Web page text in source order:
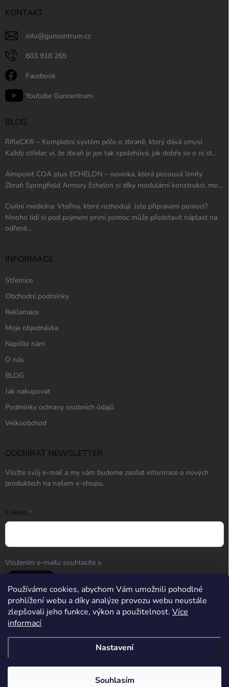
Používáme cookies, abychom Vám umožnili pohodlné
prohlížení webu a díky analýze provozu webu neustále
zlepšovali jeho funkce, výkon a použitelnost. Více
informací
Nastavení
Souhlasím
KONTAKT
info@guncentrum.cz
603 918 265
Facebook
Youtube Guncentrum
BLOG
RifleCX® – Kompletní systém péče o zbraně, který dává smysl
Každý střelec ví, že zbraň je jen tak spolehlivá, jak dobře se o ni st...
Aimpoint COA plus ECHELON – novinka, která posouvá limity
Zbraň Springfield Armory Echelon si díky modulární konstrukci, mo...
Civilní medicína: Vteřiny, které rozhodují. Jste připraveni pomoci?
Mnoho lidí si pod pojmem první pomoc může představit náplast na
odřené...
INFORMACE
Střelnice
Obchodní podmínky
Reklamace
Moje objednávka
Napište nám
O nás
BLOG
Jak nakupovat
Podmínky ochrany osobních údajů
Velkoobchod
ODEBÍRAT NEWSLETTER
Vložte svůj e-mail a my vám budeme zasílat informace o nových
produktech na našem e-shopu.
E-MAIL
Vložením e-mailu souhlasíte s
Copyright 2026Guncentrum shop. Všechna práva vyhrazena.Upravit
nastavení cookies